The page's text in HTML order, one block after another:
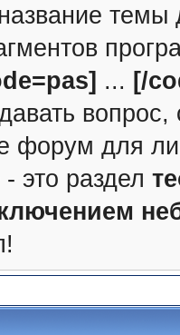
... [/
вопрос,
форум для
это раздел